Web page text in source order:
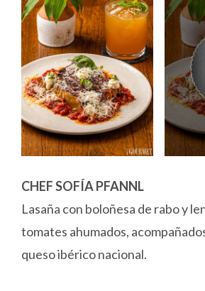
CHEF SOFÍA PFANNL
Lasaña con boloñesa de rabo y
tomates ahumados,
queso ibérico nacional.